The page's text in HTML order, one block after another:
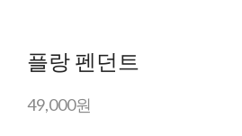
플랑 펜던트
49,000원